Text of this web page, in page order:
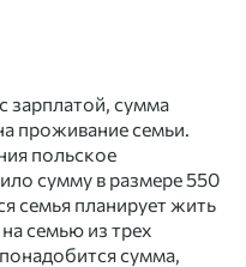
зарплатой, сумма
проживание семьи.
польское
сумму в размере 550
семья планирует жить
семью из трех
сумма,